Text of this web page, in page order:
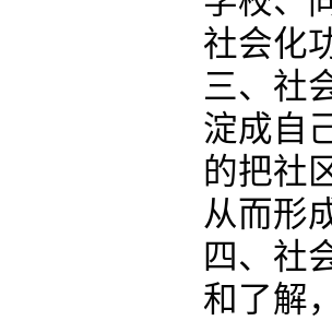
社会化
三、社
淀成自
的把社
从而形
四、社
和了解